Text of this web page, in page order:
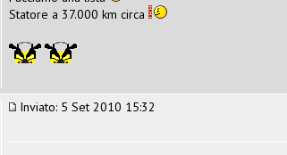
Statore a 37.000 km circa
Inviato: 5 Set 2010 15:32